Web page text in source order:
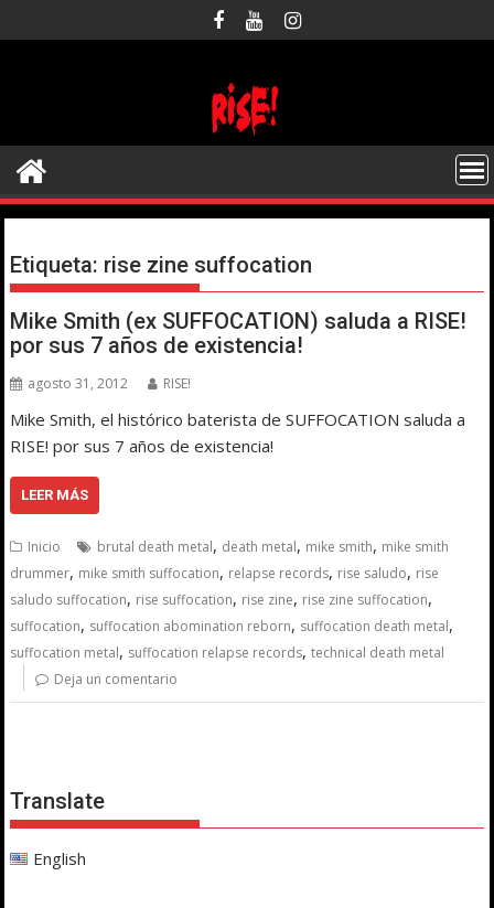
al
Etiqueta: rise zine suffocation
Mike Smith (ex SUFFOCATION) saluda a RISE!
por sus 7 años de existencia!
agosto 31, 2012 RISE!
Mike Smith, el histórico baterista de SUFFOCATION saluda a
RISE! por sus 7 años de existencia!
LEER MÁS
Inicio brutal death metal, death metal, mike smith, mike smith
drummer, mike smith suffocation, relapse records, rise saludo, rise
saludo suffocation, rise suffocation, rise zine, rise zine suffocation,
suffocation, suffocation abomination reborn, suffocation death metal,
suffocation metal, suffocation relapse records,technical death metal
Deja un comentario
Translate
English